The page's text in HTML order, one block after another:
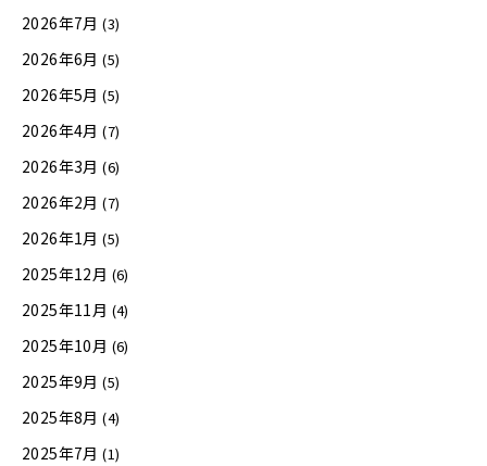
2026年7月 (3)
2026年6月 (5)
2026年5月 (5)
2026年4月 (7)
2026年3月 (6)
2026年2月 (7)
2026年1月 (5)
2025年12月 (6)
2025年11月 (4)
2025年10月 (6)
2025年9月 (5)
2025年8月 (4)
2025年7月 (1)